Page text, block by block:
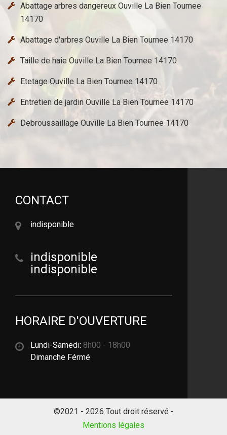
Abattage arbres dangereux Ouville La Bien Tournee
14170
Abattage d'arbres Ouville La Bien Tournee 14170
Taille de haie Ouville La Bien Tournee 14170
Etetage Ouville La Bien Tournee 14170
Entretien de jardin Ouville La Bien Tournee 14170
Debroussaillage Ouville La Bien Tournee 14170
CONTACT
indisponible
indisponible
indisponible
HORAIRE D'OUVERTURE
Lundi-Samedi: 8h00 - 18h00
Dimanche Férmé
©2021 - 2026 Tout droit réservé -
Mentions légales